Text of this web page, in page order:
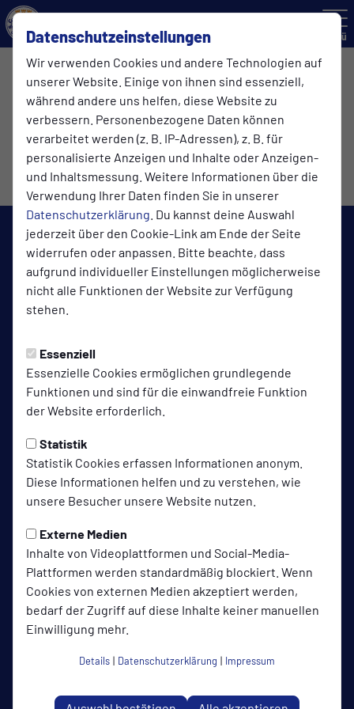
Datenschutzeinstellungen
Wir verwenden Cookies und andere Technologien auf
unserer Website. Einige von ihnen sind essenziell,
während andere uns helfen, diese Website zu
verbessern. Personenbezogene Daten können
verarbeitet werden (z. B. IP-Adressen), z. B. für
personalisierte Anzeigen und Inhalte oder Anzeigen-
und Inhaltsmessung. Weitere Informationen über die
Verwendung Ihrer Daten finden Sie in unserer
Datenschutzerklärung . Du kannst deine Auswahl
jederzeit über den Cookie-Link am Ende der Seite
widerrufen oder anpassen. Bitte beachte, dass
aufgrund individueller Einstellungen möglicherweise
nicht alle Funktionen der Website zur Verfügung
stehen.
Essenziell
Essenzielle Cookies ermöglichen grundlegende
Funktionen und sind für die einwandfreie Funktion
der Website erforderlich.
Statistik
Statistik Cookies erfassen Informationen anonym.
Diese Informationen helfen und zu verstehen, wie
unsere Besucher unsere Website nutzen.
Externe Medien
Inhalte von Videoplattformen und Social-Media-
Plattformen werden standardmäßig blockiert. Wenn
Cookies von externen Medien akzeptiert werden,
bedarf der Zugriff auf diese Inhalte keiner manuellen
Einwilligung mehr.
Details | Datenschutzerklärung | Impressum
Menü
BLINDDATE - GSC 08 MEIN VEREIN
Goslarer SC 08 auf Social Media folgen